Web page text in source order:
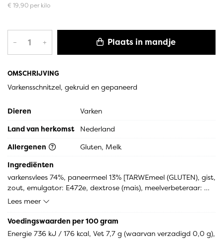
OMSCHRIJVING
Varkensschnitzel, gekruid en gepaneerd
€ 19,90 per kilo
– + Plaats in mandje
Dieren
Varken
Land van herkomst
Nederland
Allergenen
Gluten, Melk
Ingrediënten
varkensvlees 74%, paneermeel 13% [TARWEmeel (GLUTEN), gist,
zout, emulgator: E472e, dextrose (mais), meelverbeteraar:
E300, enzym], water 9%, doorhaalmiddel [zetmeel (mais,
emulgator: E466, MELKeiwit (LACTOSE), zout],
Schnitzelkruidenmix [zout 80%, peper 16%, lavaswortel 4%]
Lees meer
Voedingswaarden per 100 gram
Energie 736 kJ / 176 kcal, Vet 7,7 g (waarvan verzadigd 0,0 g),